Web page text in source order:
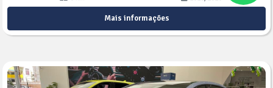
Mais informações